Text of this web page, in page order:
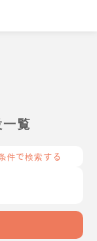
覧
件で検索する